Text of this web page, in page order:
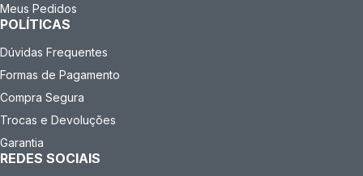
Meus Pedidos
POLÍTICAS
Dúvidas Frequentes
Formas de Pagamento
Compra Segura
Trocas e Devoluções
Garantia
REDES SOCIAIS